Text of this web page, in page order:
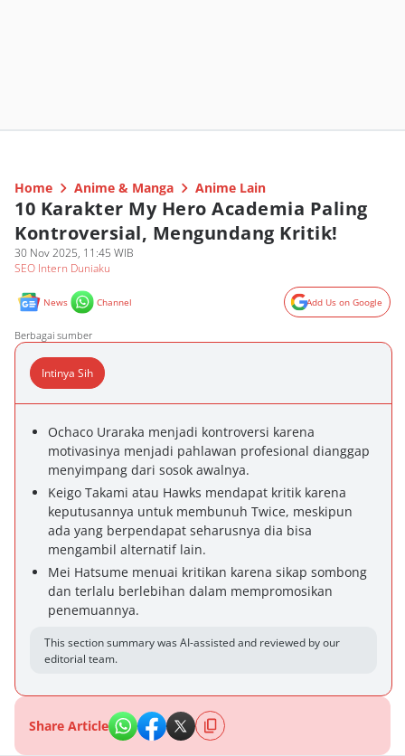
Home Anime & Manga Anime Lain
10 Karakter My Hero Academia Paling
Kontroversial, Mengundang Kritik!
30 Nov 2025, 11:45 WIB
SEO Intern Duniaku
News Channel Add Us on Google
Berbagai sumber
Intinya Sih
Ochaco Uraraka menjadi kontroversi karena
motivasinya menjadi pahlawan profesional dianggap
menyimpang dari sosok awalnya.
Keigo Takami atau Hawks mendapat kritik karena
keputusannya untuk membunuh Twice, meskipun
ada yang berpendapat seharusnya dia bisa
mengambil alternatif lain.
Mei Hatsume menuai kritikan karena sikap sombong
dan terlalu berlebihan dalam mempromosikan
penemuannya.
This section summary was AI-assisted and reviewed by our
editorial team.
Share Article